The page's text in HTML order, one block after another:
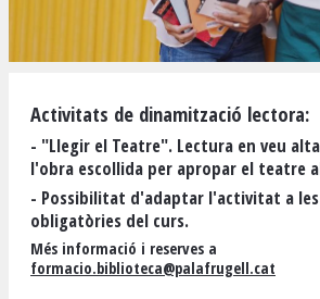
Activitats de dinamització lectora:
- "Llegir el Teatre". Lectura en veu
l'obra escollida per apropar el teatre
- Possibilitat d'adaptar l'activitat a
obligatòries del curs.
Més informació i reserves a
formacio.biblioteca@palafrugell.cat